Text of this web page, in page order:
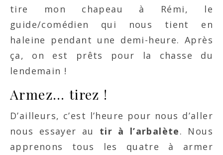
tire mon chapeau à Rémi, le
guide/comédien qui nous tient en
haleine pendant une demi-heure. Après
ça, on est prêts pour la chasse du
lendemain !
Armez… tirez !
D’ailleurs, c’est l’heure pour nous d’aller
nous essayer au tir à l’arbalète. Nous
apprenons tous les quatre à armer